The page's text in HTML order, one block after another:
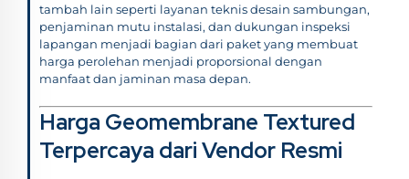
tambah lain seperti layanan teknis desain sambungan,
penjaminan mutu instalasi, dan dukungan inspeksi
lapangan menjadi bagian dari paket yang membuat
harga perolehan menjadi proporsional dengan
manfaat dan jaminan masa depan.
Harga Geomembrane Textured
Terpercaya dari Vendor Resmi